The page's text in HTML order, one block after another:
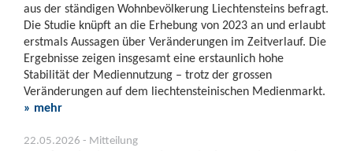
aus der ständigen Wohnbevölkerung Liechtensteins befragt.
Die Studie knüpft an die Erhebung von 2023 an und erlaubt
erstmals Aussagen über Veränderungen im Zeitverlauf. Die
Ergebnisse zeigen insgesamt eine erstaunlich hohe
Stabilität der Mediennutzung – trotz der grossen
Veränderungen auf dem liechtensteinischen Medienmarkt.
» mehr
22.05.2026 - Mitteilung